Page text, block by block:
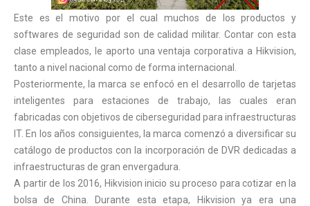
Este es el motivo por el cual muchos de los productos y
softwares de seguridad son de calidad militar. Contar con esta
clase empleados, le aporto una ventaja corporativa a Hikvision,
tanto a nivel nacional como de forma internacional.
Posteriormente, la marca se enfocó en el desarrollo de tarjetas
inteligentes para estaciones de trabajo, las cuales eran
fabricadas con objetivos de ciberseguridad para infraestructuras
IT. En los años consiguientes, la marca comenzó a diversificar su
catálogo de productos con la incorporación de DVR dedicadas a
infraestructuras de gran envergadura.
A partir de los 2016, Hikvision inicio su proceso para cotizar en la
bolsa de China. Durante esta etapa, Hikvision ya era una